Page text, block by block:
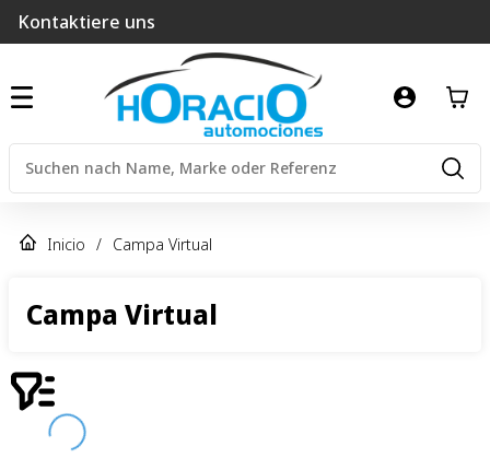
Kontaktiere uns
Inicio / Campa Virtual
Campa Virtual